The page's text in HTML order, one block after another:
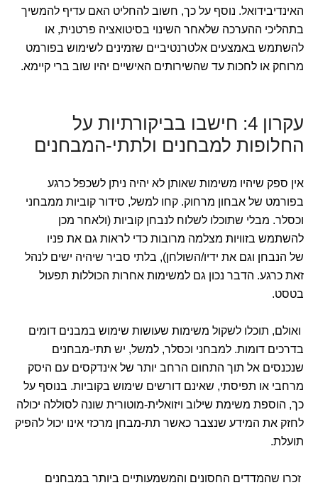
האינדיבידואל. נוסף על כך, חשוב להחליט האם עדיף להמשיך
בתהליכי ההערכה שלאחר השינוי בסיטואציה פרטנית, או
להשתמש באמצעים אלטרנטיביים שזמינים לשימוש בפורמט
מרוחק או לחכות עד שהשירותים האישיים יהיו שוב ברי קיימא.
עקרון 4: חישבו בביקורתיות על
החלופות למבחנים ולתתי-המבחנים
אין ספק שיהיו משימות שאותן לא יהיה ניתן לשכפל כרגע
בפורמט של אבחון מרחוק. קחו למשל, סידור קוביות ממבחני
וכסלר. מבלי שתוכלו לשלוח לנבחן קוביות (ולאחר מכן
להשתמש בזוויות מצלמה מרובות כדי לראות גם את פניו
של הנבחן וגם את ידיו/השולחן), בלתי סביר שיהיה ישים לנהל
זאת כרגע. הדבר נכון גם למשימות אחרות הכוללות תפעול
בטסט.
ואולם, תוכלו לשקול משימות שעושות שימוש במבנים דומים
בדרכים דומות. למבחני וכסלר, למשל, יש תתי-מבחנים
שנכנסים אל תוך התחום הרחב יותר של אינדקסים עם היסק
מרחבי או תפיסתי, שאינם דורשים שימוש בקוביות. בנוסף על
כך, הוספת משימת שילוב ויזואלית-מוטורית שונה לסוללה יכולה
לחזק את המידע שנצבר כאשר תת-מבחן מרכזי אינו יכול להפיק
תועלת.
זכרו שהמדדים החסונים והמשמעותיים ביותר במבחנים